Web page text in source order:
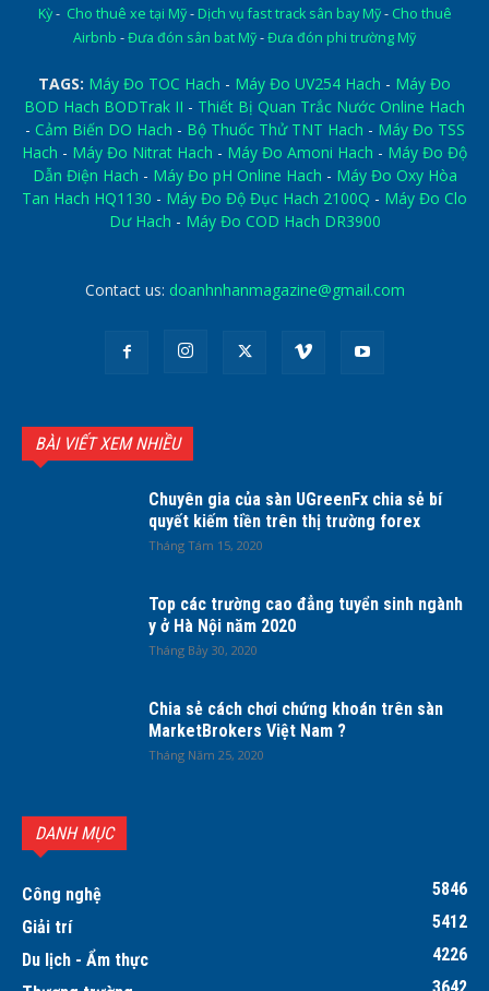
Kỳ- Cho thuê xe tại Mỹ- Dịch vụ fast track sân bay Mỹ- Cho thuê
Airbnb -Đưa đón sân bat Mỹ-Đưa đón phi trường Mỹ
TAGS: Máy Đo TOC Hach - Máy Đo UV254 Hach - Máy Đo
BOD Hach BODTrak II - Thiết Bị Quan Trắc Nước Online Hach
- Cảm Biến DO Hach - Bộ Thuốc Thử TNT Hach - Máy Đo TSS
Hach - Máy Đo Nitrat Hach - Máy Đo Amoni Hach - Máy Đo Độ
Dẫn Điện Hach - Máy Đo pH Online Hach - Máy Đo Oxy Hòa
Tan Hach HQ1130 - Máy Đo Độ Đục Hach 2100Q - Máy Đo Clo
Dư Hach - Máy Đo COD Hach DR3900
Contact us: doanhnhanmagazine@gmail.com
BÀI VIẾT XEM NHIỀU
Chuyên gia của sàn UGreenFx chia sẻ bí
quyết kiếm tiền trên thị trường forex
Tháng Tám 15, 2020
Top các trường cao đẳng tuyển sinh ngành
y ở Hà Nội năm 2020
Tháng Bảy 30, 2020
Chia sẻ cách chơi chứng khoán trên sàn
MarketBrokers Việt Nam ?
Tháng Năm 25, 2020
DANH MỤC
Công nghệ
5846
Giải trí
5412
Du lịch - Ẩm thực
4226
3642